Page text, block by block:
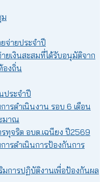
ม
ายประจำปี
ยเงินสะสมที่ได้รับอนุมัติจาก
องถิ่น
ประจำปี
ารดำเนินงาน รอบ 6 เดือน
มาณ
ทุจริต อบต.เฉนียง ปี2569
ารดำเนินการป้องกันการ
การปฏิบัติงานเพื่อป้องกันผล